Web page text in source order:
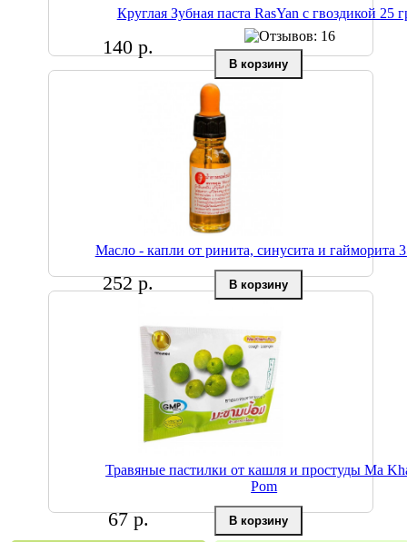
Круглая Зубная паста RasYan с гвоздикой 25
140 р.
Масло - капли от ринита, синусита и гайморита
252 р.
Травяные пастилки от кашля и простуды Ma
Pom
67 р.